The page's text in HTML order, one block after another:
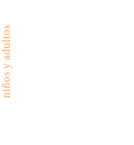
niños y adultos